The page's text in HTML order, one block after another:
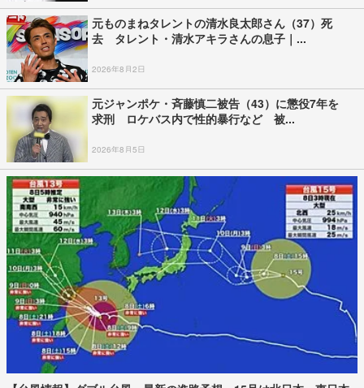
元ものまねタレントの清水良太郎さん（37）死
去 タレント・清水アキラさんの息子｜...
2026年8月2日
元ジャンポケ・斉藤慎二被告（43）に懲役7年を
求刑 ロケバス内で性的暴行など 被...
2026年8月5日